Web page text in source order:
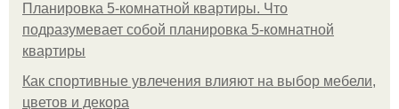
Планировка 5-комнатной квартиры. Что
подразумевает собой планировка 5-комнатной
квартиры
Как спортивные увлечения влияют на выбор мебели,
цветов и декора